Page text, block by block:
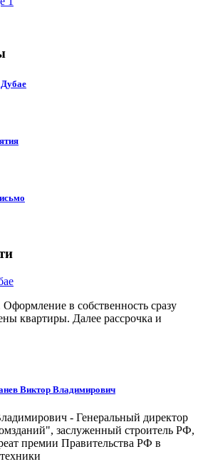
в собственность сразу
квартиры. Далее рассрочка и
Виктор Владимирович
- Генеральный директор
заслуженный строитель РФ,
премии Правительства РФ в